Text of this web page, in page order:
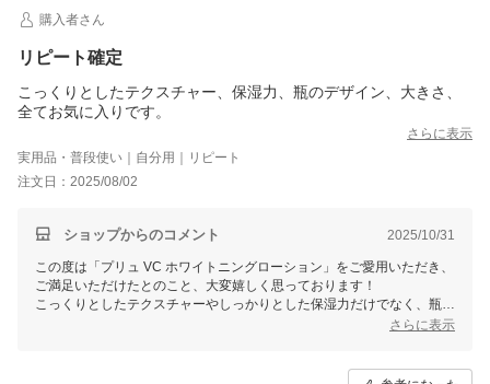
購入者さん
リピート確定
こっくりとしたテクスチャー、保湿力、瓶のデザイン、大きさ、
全てお気に入りです。
さらに表示
実用品・普段使い｜自分用｜リピート
注文日：2025/08/02
ショップからのコメント 2025/10/31
この度は「プリュ VC ホワイトニングローション」をご愛用いただき、
ご満足いただけたとのこと、大変嬉しく思っております！
こっくりとしたテクスチャーやしっかりとした保湿力だけでなく、瓶の
デザインや大きさにまでご満足いただけたとのお言葉は、私たちにとっ
づきの点等ございましたらお気軽にお知らせください。今後ともよろし
さらに表示